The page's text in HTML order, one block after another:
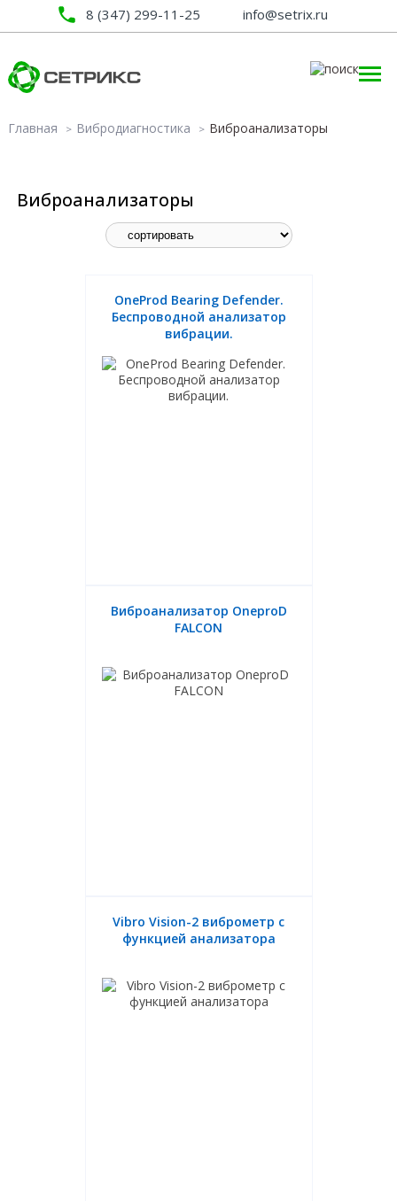
8 (347) 299-11-25 info@setrix.ru
Главная Вибродиагностика Виброанализаторы
Виброанализаторы
OneProd Bearing Defender.
Беспроводной анализатор
вибрации.
Виброанализатор OneproD
FALCON
Vibro Vision-2 виброметр с
функцией анализатора